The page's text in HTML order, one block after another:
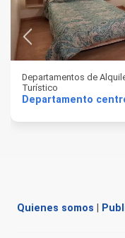
Departamentos de
Turístico
Quienes somos